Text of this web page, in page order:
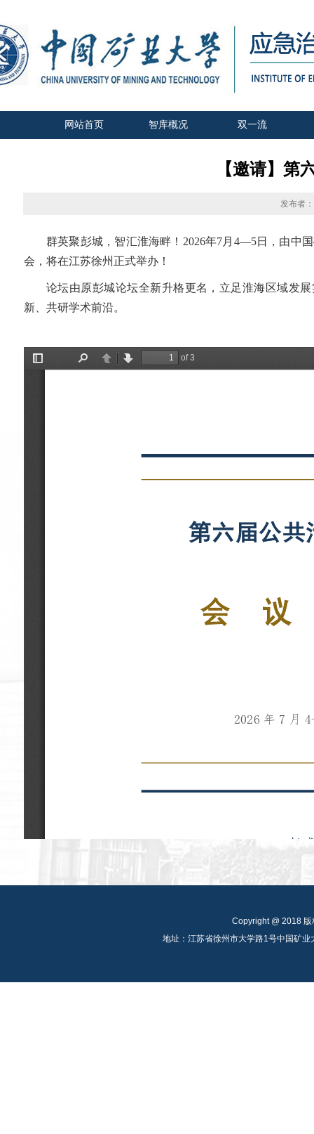
网站首页 智库概况 双一流
【邀请】第
发布者
群英聚彭城，智汇淮海畔！2026年7月4—5日，由中
会，将在江苏徐州正式举办！
论坛由原彭城论坛全新升格更名，立足淮海区域发
新、共研学术前沿。
Copyright @ 2018
地址：江苏省徐州市大学路1号中国矿